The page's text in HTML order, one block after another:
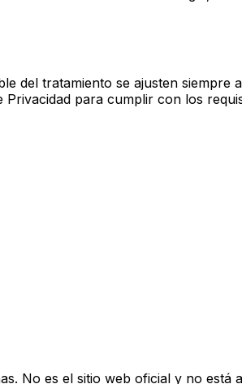
del tratamiento se ajusten siempre
para cumplir con los
No es el sitio web oficial y no está